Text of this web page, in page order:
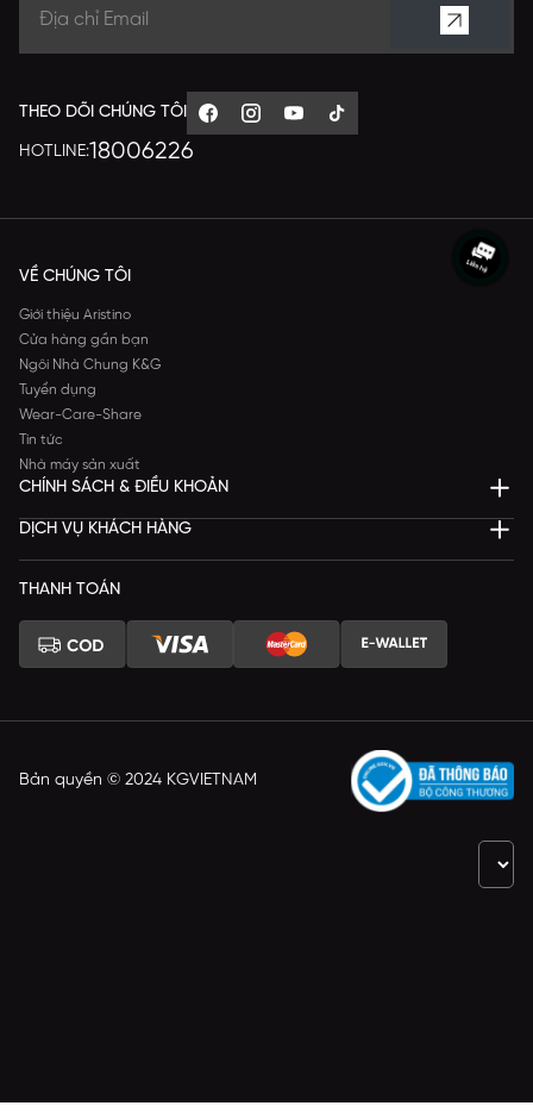
THEO DÕI CHÚNG TÔI
HOTLINE:18006226
VỀ CHÚNG TÔI
Giới thiệu Aristino
Cửa hàng gần bạn
Ngôi Nhà Chung K&G
Tuyển dụng
Wear-Care-Share
Tin tức
Nhà máy sản xuất
CHÍNH SÁCH & ĐIỀU KHOẢN
DỊCH VỤ KHÁCH HÀNG
THANH TOÁN
Bản quyền © 2024 KGVIETNAM